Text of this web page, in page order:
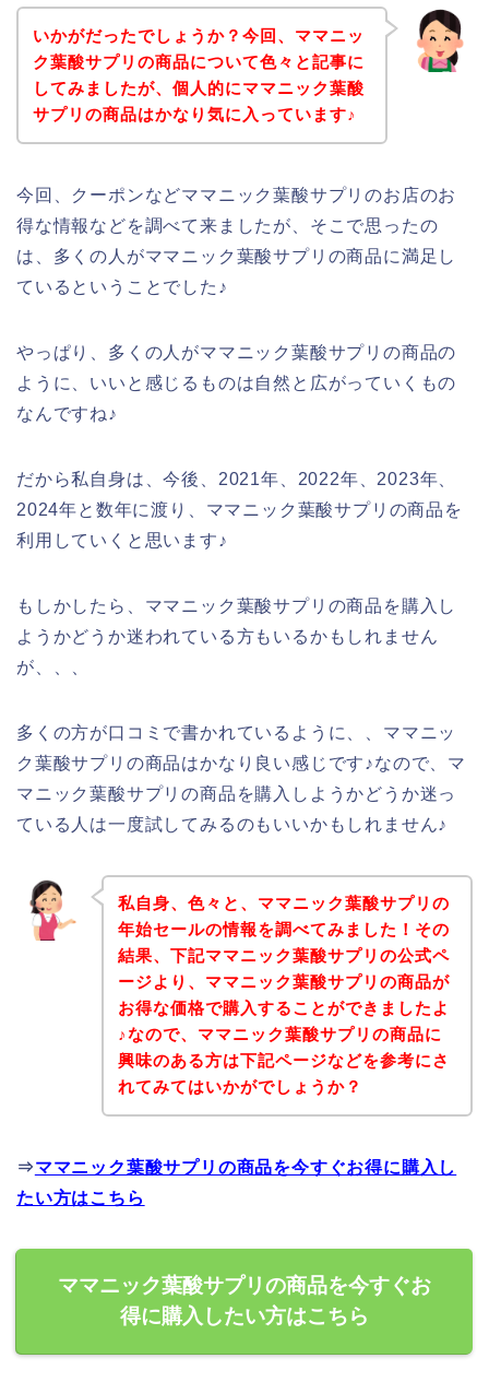
いかがだったでしょうか？今回、ママニッ
ク葉酸サプリの商品について色々と記事に
してみましたが、個人的にママニック葉酸
サプリの商品はかなり気に入っています♪
今回、クーポンなどママニック葉酸サプリのお店のお
得な情報などを調べて来ましたが、そこで思ったの
は、多くの人がママニック葉酸サプリの商品に満足し
ているということでした♪
やっぱり、多くの人がママニック葉酸サプリの商品の
ように、いいと感じるものは自然と広がっていくもの
なんですね♪
だから私自身は、今後、2021年、2022年、2023年、
2024年と数年に渡り、ママニック葉酸サプリの商品を
利用していくと思います♪
もしかしたら、ママニック葉酸サプリの商品を購入し
ようかどうか迷われている方もいるかもしれません
が、、、
多くの方が口コミで書かれているように、、ママニッ
ク葉酸サプリの商品はかなり良い感じです♪なので、マ
マニック葉酸サプリの商品を購入しようかどうか迷っ
ている人は一度試してみるのもいいかもしれません♪
私自身、色々と、ママニック葉酸サプリの
年始セールの情報を調べてみました！その
結果、下記ママニック葉酸サプリの公式ペ
ージより、ママニック葉酸サプリの商品が
お得な価格で購入することができましたよ
♪なので、ママニック葉酸サプリの商品に
興味のある方は下記ページなどを参考にさ
れてみてはいかがでしょうか？
⇒ママニック葉酸サプリの商品を今すぐお得に購入し
たい方はこちら
ママニック葉酸サプリの商品を今すぐお
得に購入したい方はこちら